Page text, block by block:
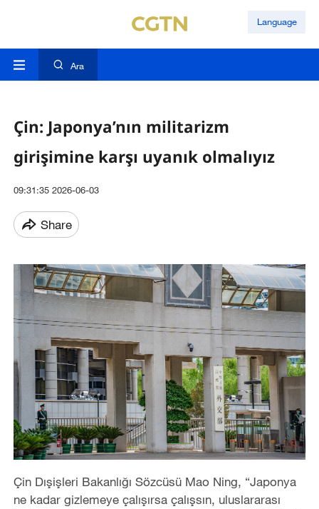
Language
Ara
Çin: Japonya’nın militarizm
girişimine karşı uyanık olmalıyız
09:31:35 2026-06-03
Share
Çin Dışişleri Bakanlığı Sözcüsü Mao Ning, “Japonya
ne kadar gizlemeye çalışırsa çalışsın, uluslararası